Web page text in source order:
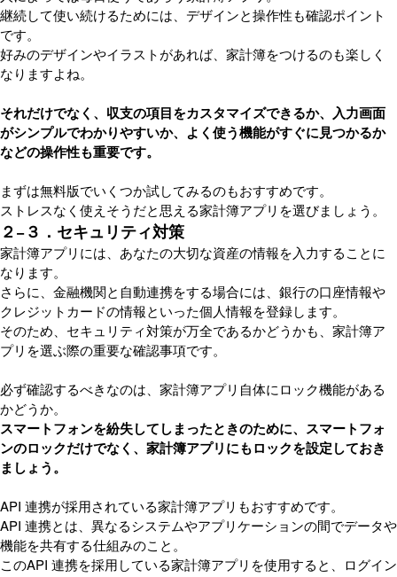
継続して使い続けるためには、デザインと操作性も確認ポイント
です。
好みのデザインやイラストがあれば、家計簿をつけるのも楽しく
なりますよね。
それだけでなく、収支の項目をカスタマイズできるか、入力画面
がシンプルでわかりやすいか、よく使う機能がすぐに見つかるか
などの操作性も重要です。
まずは無料版でいくつか試してみるのもおすすめです。
ストレスなく使えそうだと思える家計簿アプリを選びましょう。
２−３．セキュリティ対策
家計簿アプリには、あなたの大切な資産の情報を入力することに
なります。
さらに、金融機関と自動連携をする場合には、銀行の口座情報や
クレジットカードの情報といった個人情報を登録します。
そのため、セキュリティ対策が万全であるかどうかも、家計簿ア
プリを選ぶ際の重要な確認事項です。
必ず確認するべきなのは、家計簿アプリ自体にロック機能がある
かどうか。
スマートフォンを紛失してしまったときのために、スマートフォ
ンのロックだけでなく、家計簿アプリにもロックを設定しておき
ましょう。
API 連携が採用されている家計簿アプリもおすすめです。
API 連携とは、異なるシステムやアプリケーションの間でデータや
機能を共有する仕組みのこと。
このAPI 連携を採用している家計簿アプリを使用すると、ログイン